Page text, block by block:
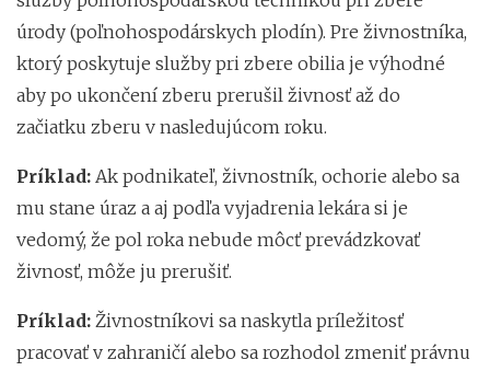
úrody (poľnohospodárskych plodín). Pre živnostníka,
ktorý poskytuje služby pri zbere obilia je výhodné
aby po ukončení zberu prerušil živnosť až do
začiatku zberu v nasledujúcom roku.
Príklad: Ak podnikateľ, živnostník, ochorie alebo sa
mu stane úraz a aj podľa vyjadrenia lekára si je
vedomý, že pol roka nebude môcť prevádzkovať
živnosť, môže ju prerušiť.
Príklad: Živnostníkovi sa naskytla príležitosť
pracovať v zahraničí alebo sa rozhodol zmeniť právnu